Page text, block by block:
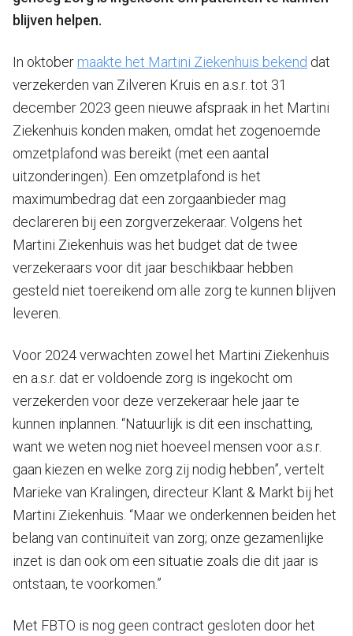
blijven helpen.
In oktober maakte het Martini Ziekenhuis bekend dat
verzekerden van Zilveren Kruis en a.s.r. tot 31
december 2023 geen nieuwe afspraak in het Martini
Ziekenhuis konden maken, omdat het zogenoemde
omzetplafond was bereikt (met een aantal
uitzonderingen). Een omzetplafond is het
maximumbedrag dat een zorgaanbieder mag
declareren bij een zorgverzekeraar. Volgens het
Martini Ziekenhuis was het budget dat de twee
verzekeraars voor dit jaar beschikbaar hebben
gesteld niet toereikend om alle zorg te kunnen blijven
leveren.
Voor 2024 verwachten zowel het Martini Ziekenhuis
en a.s.r. dat er voldoende zorg is ingekocht om
verzekerden voor deze verzekeraar hele jaar te
kunnen inplannen. “Natuurlijk is dit een inschatting,
want we weten nog niet hoeveel mensen voor a.s.r.
gaan kiezen en welke zorg zij nodig hebben”, vertelt
Marieke van Kralingen, directeur Klant & Markt bij het
Martini Ziekenhuis. “Maar we onderkennen beiden het
belang van continuïteit van zorg; onze gezamenlijke
inzet is dan ook om een situatie zoals die dit jaar is
ontstaan, te voorkomen.”
Met FBTO is nog geen contract gesloten door het